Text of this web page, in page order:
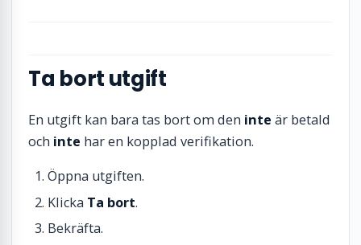
Ta bort utgift
En utgift kan bara tas bort om den inte är betald
och inte har en kopplad verifikation.
Öppna utgiften.
Klicka Ta bort.
Bekräfta.